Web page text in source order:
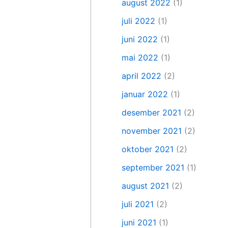
august 2022 (1)
juli 2022 (1)
juni 2022 (1)
mai 2022 (1)
april 2022 (2)
januar 2022 (1)
desember 2021 (2)
november 2021 (2)
oktober 2021 (2)
september 2021 (1)
august 2021 (2)
juli 2021 (2)
juni 2021 (1)